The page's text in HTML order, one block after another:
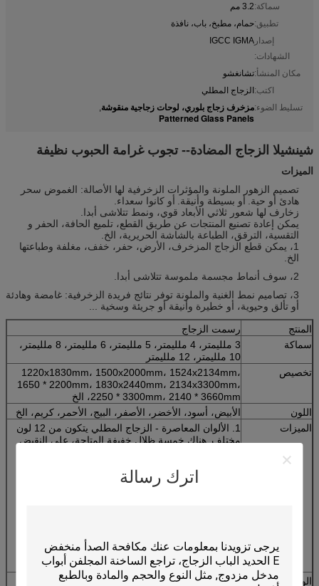
اترك رسالة
سماكة:3.2 مم
تطبيق:حمام، مطبخ، باب، نافذة
إصدار
الشهادات:
IGCC IGMA
مكان المنشأ:تشانغشو
اكتب:الزجاج المطلي
تسليط الضوء:مزخرف زجاج بلوري، لوحات زجاجية منقوشة,
Patterned Glass Panels
شينشيلا الزجاج المضادة-- تجوب غرامة الحبوب نظيفة
الميزات
تصميم الزهور الملونة والمؤثرات الزخرفية لها الأصالة: الغموض سحر
هادئ أو حية.
أو بسيطة وأنيقة.
أو كانوا سعداء.
زخارف لها شعور ثلاثي الأبعاد قوي، ونمط تتلاشى أبدا.
يمكن إعادة تصنيع المنتجات عن طريق القطع، تلميع الحافة، الحفر و
التقسية، الترقق، الطباعة بالشاشة الحريرية، الخ.
1، يمكن قطع الزجاج المزخرف، الأرض، حفر، خفف، مغلفة وطباعتها
الخ.
2، سوف أنماط مجسمة ملموسة تتلاشى أبدا.
3، تصاميم نمط الغنية والملونة توفر نتائج فريدة الزخرفية: غامضة وهادئة
أو تألق وحيوية، أو خطيرة وأنيقة أو جريئة وسخية ...
المنتج
رسمت الزجاج
سماكة
3 ملليمتر، 4 ملليمتر، 5 ملليمتر، 6 ملليمتر، 8 ملليمتر،
10 ملليمتر، 12 ملليمتر
تخصيص
1220x1830mm، 1500x2000mm، 1524x2134mm،
1650 * 2200mm، 1830x2440mm، 2134x3300mm،
2250 * 3300mm، 2140 * 3660mm، الخ
اللون
الأبيض، أسود، الأخضر، الأصفر، البيج، الأحمر، كريم، الخ
الميزات
1. الألوان المعاصرة - الزجاج المطلي يتكون من 12 لون
مختلف. هناك خمسة ظلال خفيفة المتاحة، على النقيض
2. المقاومة - الزجاج المدهون لديه خاص ريسيستا نس
إلى الرطوبة مما يجعلها مثالية للاستخدام في غرف
4. تألق الألوان داخل النطاق هو أعلى بكثير من الدهانات
لمعان عند محاولة تحقيق تأثير مذهل.
الوضعية
الحمام، المطبخ، الباب، نافذة، الأثاث، الديكور، الخ